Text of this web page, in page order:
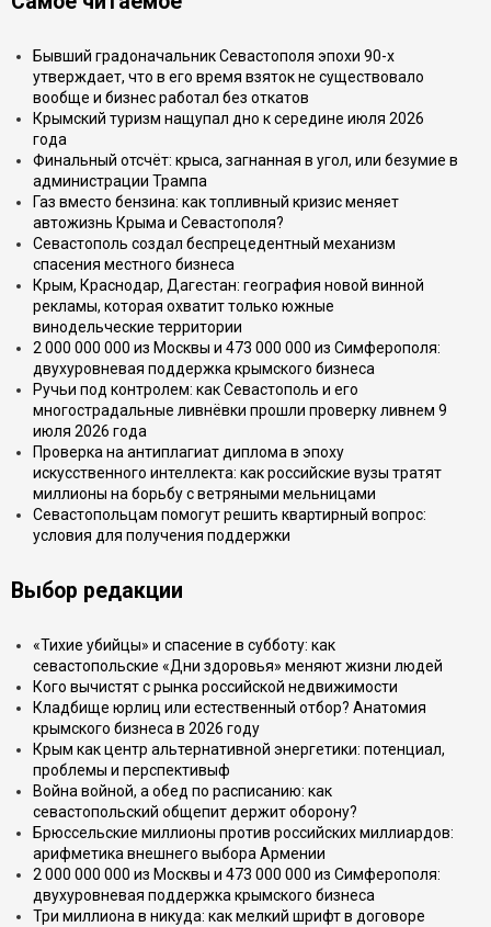
Бывший градоначальник Севастополя эпохи 90-х
утверждает, что в его время взяток не существовало
вообще и бизнес работал без откатов
Крымский туризм нащупал дно к середине июля 2026
года
Финальный отсчёт: крыса, загнанная в угол, или безумие в
администрации Трампа
Газ вместо бензина: как топливный кризис меняет
автожизнь Крыма и Севастополя?
Севастополь создал беспрецедентный механизм
спасения местного бизнеса
Крым, Краснодар, Дагестан: география новой винной
рекламы, которая охватит только южные
винодельческие территории
2 000 000 000 из Москвы и 473 000 000 из Симферополя:
двухуровневая поддержка крымского бизнеса
Ручьи под контролем: как Севастополь и его
многострадальные ливнёвки прошли проверку ливнем 9
июля 2026 года
Проверка на антиплагиат диплома в эпоху
искусственного интеллекта: как российские вузы тратят
миллионы на борьбу с ветряными мельницами
Севастопольцам помогут решить квартирный вопрос:
условия для получения поддержки
Выбор редакции
«Тихие убийцы» и спасение в субботу: как
севастопольские «Дни здоровья» меняют жизни людей
Кого вычистят с рынка российской недвижимости
Кладбище юрлиц или естественный отбор? Анатомия
крымского бизнеса в 2026 году
Крым как центр альтернативной энергетики: потенциал,
проблемы и перспективыф
Война войной, а обед по расписанию: как
севастопольский общепит держит оборону?
Брюссельские миллионы против российских миллиардов:
арифметика внешнего выбора Армении
2 000 000 000 из Москвы и 473 000 000 из Симферополя:
двухуровневая поддержка крымского бизнеса
Три миллиона в никуда: как мелкий шрифт в договоре